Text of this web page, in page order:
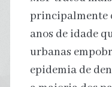
principalmente
anos de idade
urbanas
epidemia de